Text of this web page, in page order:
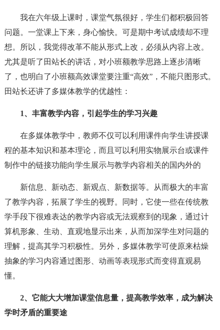
我在六年级上课时，课堂气氛很好，学生们都积极回答
问题。一堂课上下来，身心愉快。可是期中考试成绩却不理
想。所以，我觉得改革不能从形式上改，必须从内容上改。
尤其是听了田站长的讲话，对小班额教学思路上逐步清晰
了，也明白了小班额高效课堂要注重“高效”，不能只图形式。
田站长还讲了多媒体教学的优越性：
1、丰富教学内容，引起学生的学习兴趣
在多媒体教学中，教师不仅可以利用课件向学生讲授课
程的基本知识和基本理论，而且可以利用实物展示台或课件
制作中的链接功能向学生展示与教学内容相关的国内外的
新信息、新动态、新观点、新数据等。从而极大的丰富
了教学内容，拓展了学生的视野。同时，它使一些在传统教
学手段下很难表达的教学内容或无法观察到的现象，通过计
算机形象、生动、直观地显示出来，从而加深学生对问题的
理解，提高其学习积极性。另外，多媒体教学可使原来枯燥
抽象的学习内容通过图形、动画等表现形式而变得直观易
懂。
2、它能大大增加课堂信息量，提高教学效率，成为解决
学时矛盾的重要途